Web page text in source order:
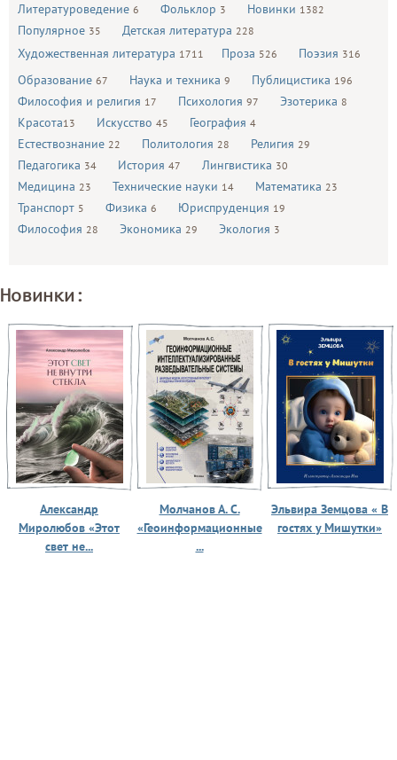
Литературоведение 6 Фольклор 3 Новинки 1382
Популярное 35 Детская литература 228
Художественная литература 1711 Проза 526 Поэзия 316
Образование 67 Наука и техника 9 Публицистика 196
Философия и религия 17 Психология 97 Эзотерика 8
Красота13 Искусство 45 География 4
Естествознание 22 Политология 28 Религия 29
Педагогика 34 История 47 Лингвистика 30
Медицина 23 Технические науки 14 Математика 23
Транспорт 5 Физика 6 Юриспруденция 19
Философия 28 Экономика 29 Экология 3
Новинки:
Александр
Миролюбов «Этот
свет не...
Молчанов А. С.
«Геоинформационные
...
Эльвира Земцова « В
гостях у Мишутки»